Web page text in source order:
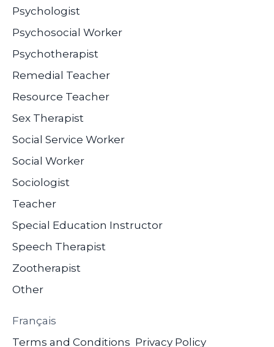
Psychologist
Psychosocial Worker
Psychotherapist
Remedial Teacher
Resource Teacher
Sex Therapist
Social Service Worker
Social Worker
Sociologist
Teacher
Special Education Instructor
Speech Therapist
Zootherapist
Other
Français
Terms and Conditions Privacy Policy